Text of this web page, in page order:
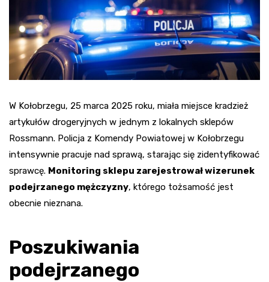
W Kołobrzegu, 25 marca 2025 roku, miała miejsce kradzież
artykułów drogeryjnych w jednym z lokalnych sklepów
Rossmann. Policja z Komendy Powiatowej w Kołobrzegu
intensywnie pracuje nad sprawą, starając się zidentyfikować
sprawcę. Monitoring sklepu zarejestrował wizerunek
podejrzanego mężczyzny, którego tożsamość jest
obecnie nieznana.
Poszukiwania
podejrzanego